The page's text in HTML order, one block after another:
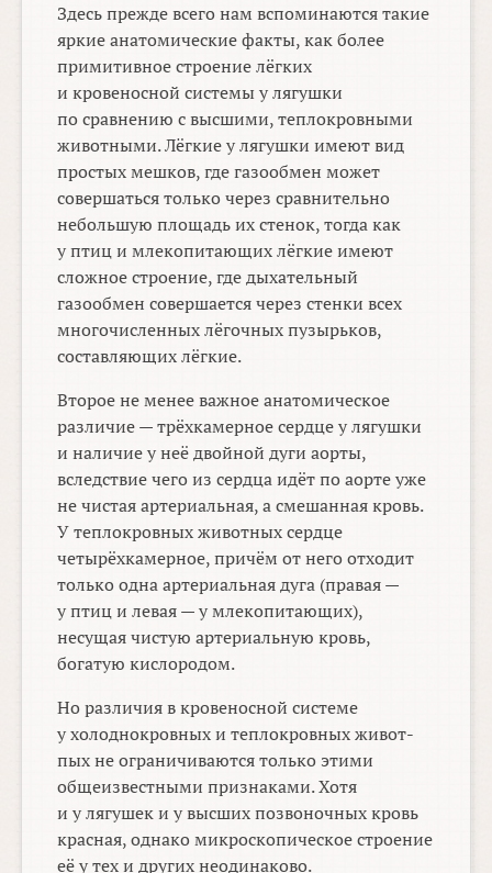
Здесь прежде всего нам вспоминаются такие
яркие анатомические факты, как более
примитивное строение лёгких
и кровеносной системы у лягушки
по сравнению с высшими, теплокровными
животными. Лёгкие у лягушки имеют вид
простых мешков, где газообмен может
совершаться только через сравнительно
небольшую площадь их стенок, тогда как
у птиц и млекопитающих лёгкие имеют
сложное строение, где дыхательный
газообмен совершается через стенки всех
многочисленных лёгочных пузырьков,
составляющих лёгкие.
Второе не менее важное анатомическое
различие — трёхкамерное сердце у лягушки
и наличие у неё двойной дуги аорты,
вследствие чего из сердца идёт по аорте уже
не чистая артериальная, а смешанная кровь.
У теплокровных животных сердце
четырёхкамерное, причём от него отходит
только одна артериальная дуга (правая —
у птиц и левая — у млекопитающих),
несущая чистую артериальную кровь,
богатую кислородом.
Но различия в кровеносной системе
у холоднокровных и теплокровных живот-
пых не ограничиваются только этими
общеизвестными признаками. Хотя
и у лягушек и у высших позвоночных кровь
красная, однако микроскопическое строение
её у тех и других неодинаково.